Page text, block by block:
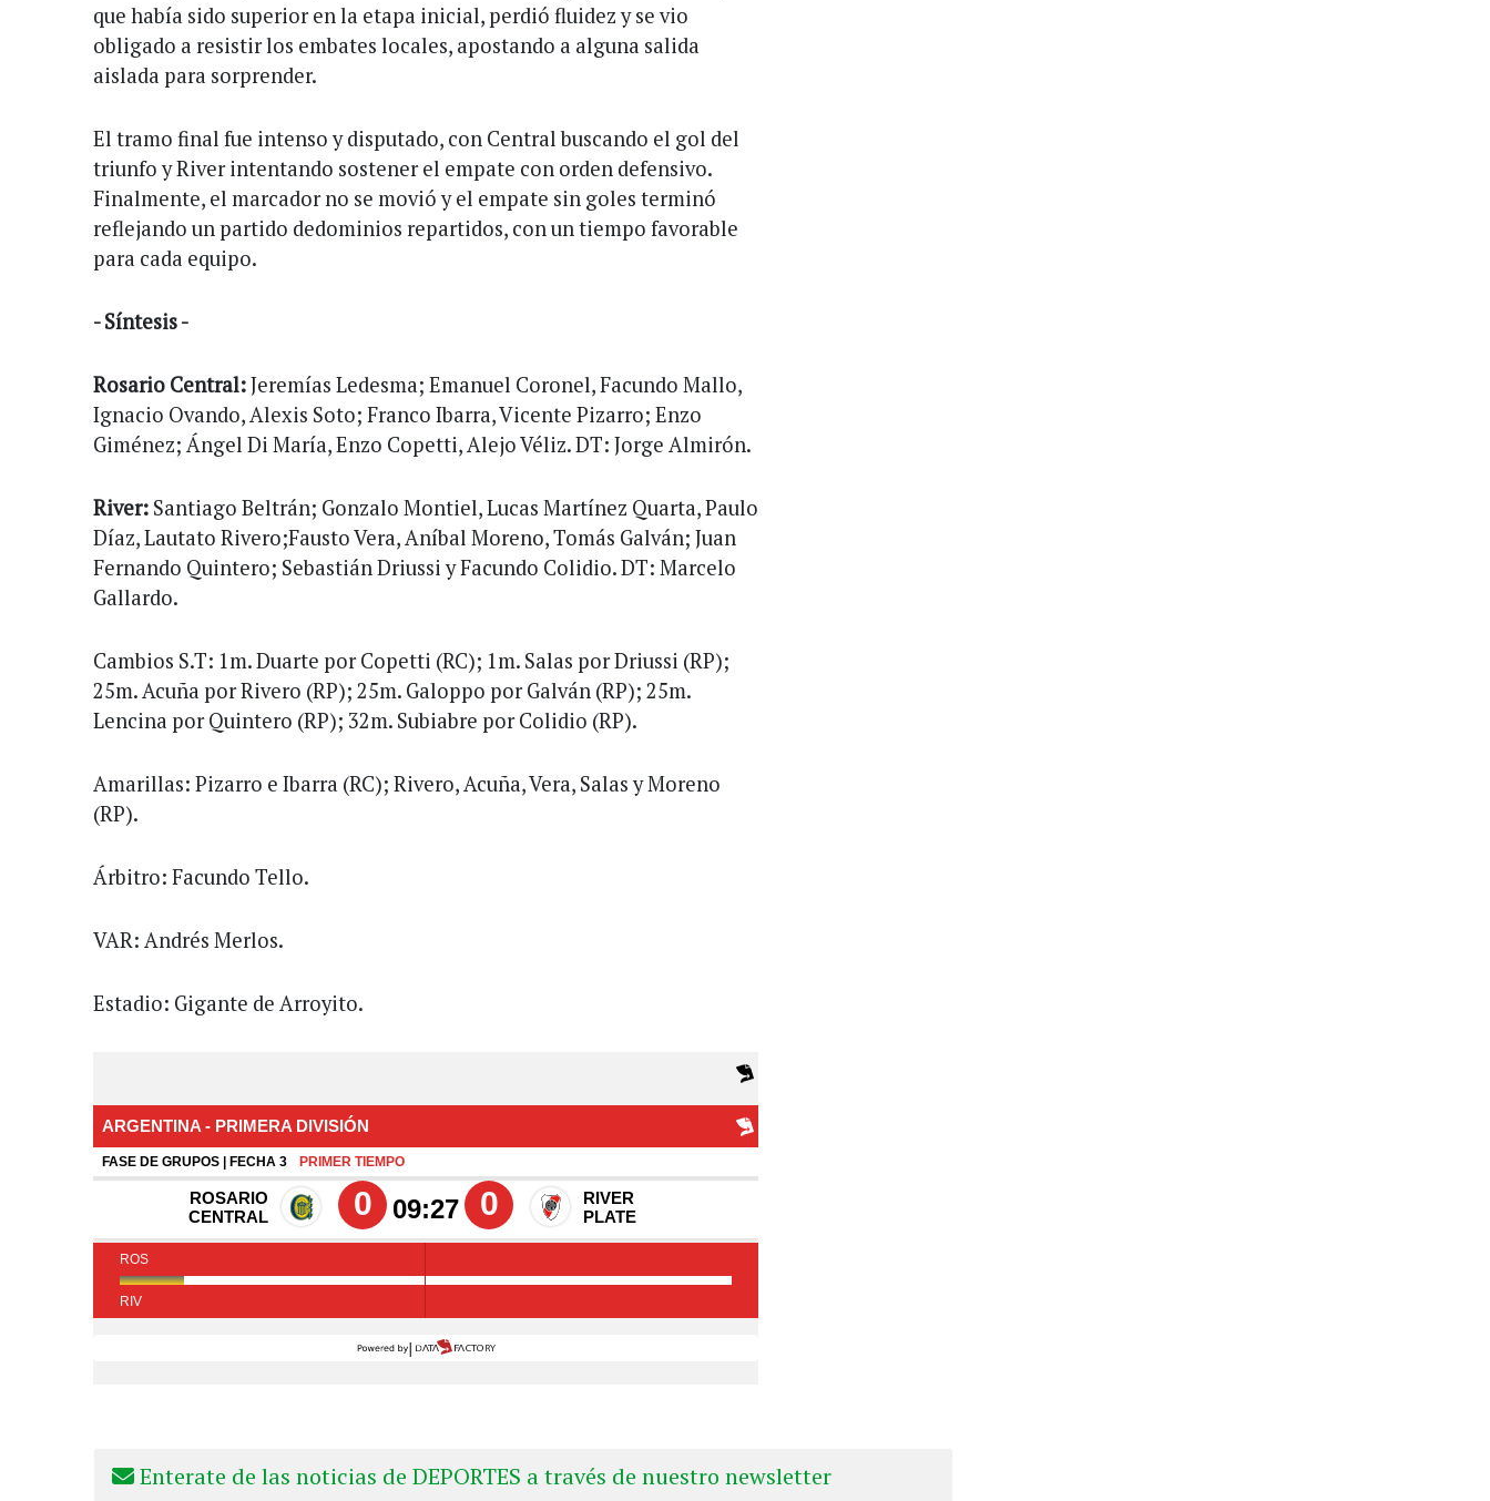
que había sido superior en la etapa inicial, perdió fluidez y se vio
obligado a resistir los embates locales, apostando a alguna salida
aislada para sorprender.
El tramo final fue intenso y disputado, con Central buscando el gol del
triunfo y River intentando sostener el empate con orden defensivo.
Finalmente, el marcador no se movió y el empate sin goles terminó
reflejando un partido dedominios repartidos, con un tiempo favorable
para cada equipo.
- Síntesis -
Rosario Central:Jeremías Ledesma; Emanuel Coronel, Facundo Mallo,
Ignacio Ovando, Alexis Soto; Franco Ibarra, Vicente Pizarro; Enzo
Giménez; Ángel Di María, Enzo Copetti, Alejo Véliz. DT: Jorge Almirón.
River: Santiago Beltrán; Gonzalo Montiel, Lucas Martínez Quarta, Paulo
Díaz, Lautato Rivero;Fausto Vera, Aníbal Moreno, Tomás Galván; Juan
Fernando Quintero; Sebastián Driussi y Facundo Colidio. DT: Marcelo
Gallardo.
Cambios S.T: 1m. Duarte por Copetti (RC); 1m. Salas por Driussi (RP);
25m. Acuña por Rivero (RP); 25m. Galoppo por Galván (RP); 25m.
Lencina por Quintero (RP); 32m. Subiabre por Colidio (RP).
Amarillas: Pizarro e Ibarra (RC); Rivero, Acuña, Vera, Salas y Moreno
(RP).
Árbitro: Facundo Tello.
VAR: Andrés Merlos.
Estadio: Gigante de Arroyito.
Enterate de las noticias de DEPORTES a través de nuestro newsletter